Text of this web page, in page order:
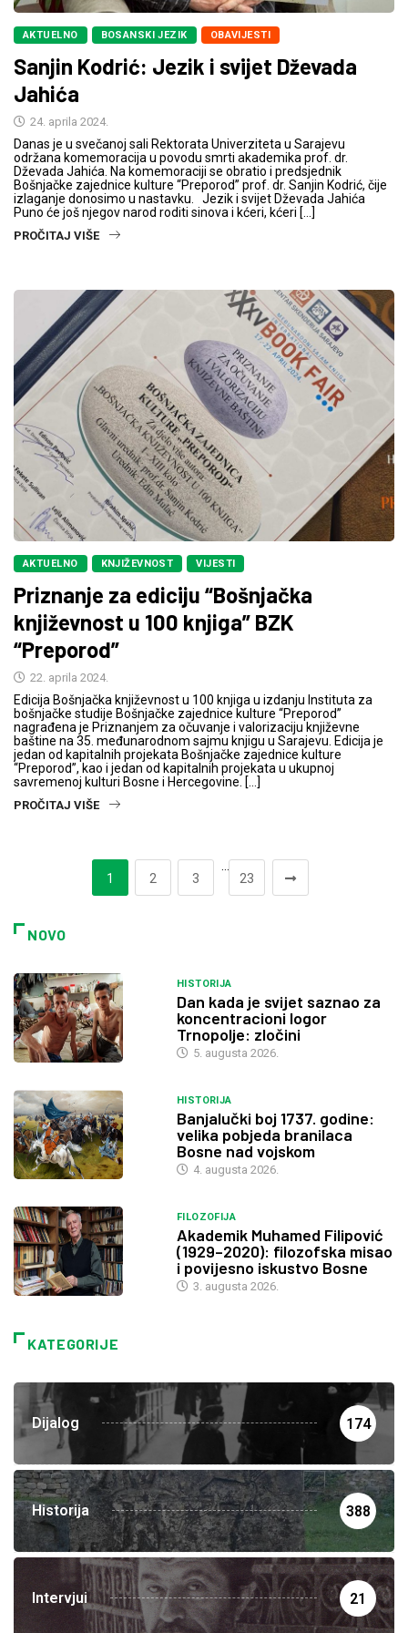
AKTUELNO BOSANSKI JEZIK OBAVIJESTI
Sanjin Kodrić: Jezik i svijet Dževada
Jahića
24. aprila 2024.
Danas je u svečanoj sali Rektorata Univerziteta u Sarajevu
održana komemoracija u povodu smrti akademika prof. dr.
Dževada Jahića. Na komemoraciji se obratio i predsjednik
Bošnjačke zajednice kulture “Preporod” prof. dr. Sanjin Kodrić, čije
izlaganje donosimo u nastavku. Jezik i svijet Dževada Jahića
Puno će još njegov narod roditi sinova i kćeri, kćeri […]
PROČITAJ VIŠE
AKTUELNO KNJIŽEVNOST VIJESTI
Priznanje za ediciju “Bošnjačka
književnost u 100 knjiga” BZK
“Preporod”
22. aprila 2024.
Edicija Bošnjačka književnost u 100 knjiga u izdanju Instituta za
bošnjačke studije Bošnjačke zajednice kulture “Preporod”
nagrađena je Priznanjem za očuvanje i valorizaciju književne
baštine na 35. međunarodnom sajmu knjigu u Sarajevu. Edicija je
jedan od kapitalnih projekata Bošnjačke zajednice kulture
“Preporod”, kao i jedan od kapitalnih projekata u ukupnoj
savremenoj kulturi Bosne i Hercegovine. […]
PROČITAJ VIŠE
1 2 3
23
NOVO
HISTORIJA
Dan kada je svijet saznao za
koncentracioni logor
Trnopolje: zločini
5. augusta 2026.
HISTORIJA
Banjalučki boj 1737. godine:
velika pobjeda branilaca
Bosne nad vojskom
4. augusta 2026.
FILOZOFIJA
Akademik Muhamed Filipović
(1929–2020): filozofska misao
i povijesno iskustvo Bosne
3. augusta 2026.
KATEGORIJE
Dijalog 174
Historija 388
Intervjui 21